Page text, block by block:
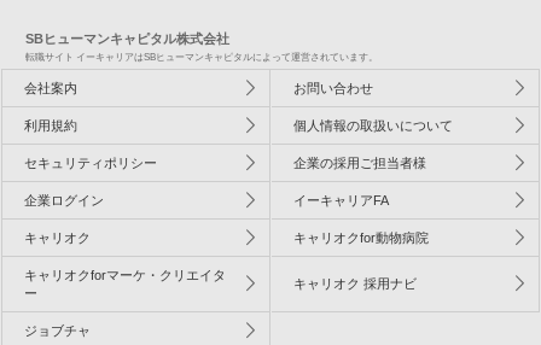
SBヒューマンキャピタル株式会社
転職サイト イーキャリアはSBヒューマンキャピタルによって運営されています。
会社案内 お問い合わせ
利用規約 個人情報の取扱いについて
セキュリティポリシー 企業の採用ご担当者様
企業ログイン イーキャリアFA
キャリオク キャリオクfor動物病院
キャリオクforマーケ・クリエイタ
ー
キャリオク 採用ナビ
ジョブチャ